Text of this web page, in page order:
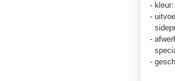
-
-
-
-